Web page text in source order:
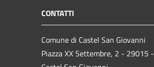
CONTATTI
Comune di Castel San Giovanni
Piazza XX Settembre, 2 - 29015 -